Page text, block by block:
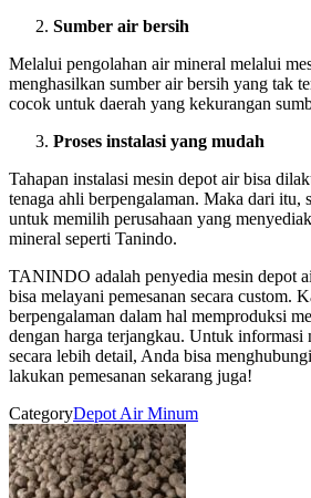
Sumber air bersih
Melalui pengolahan air mineral melalui
menghasilkan sumber air bersih yang tak
cocok untuk daerah yang kekurangan
Proses instalasi yang mudah
Tahapan instalasi mesin depot air bisa
tenaga ahli berpengalaman. Maka dari itu,
untuk memilih perusahaan yang
mineral seperti Tanindo.
TANINDO adalah penyedia mesin depot
bisa melayani pemesanan secara custom.
berpengalaman dalam hal memproduksi
dengan harga terjangkau. Untuk informasi
secara lebih detail, Anda bisa
lakukan pemesanan sekarang juga!
CategoryDepot Air Minum